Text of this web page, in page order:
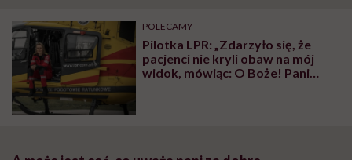
POLECAMY
Pilotka LPR: „Zdarzyło się, że
pacjenci nie kryli obaw na mój
widok, mówiąc: O Boże! Pani